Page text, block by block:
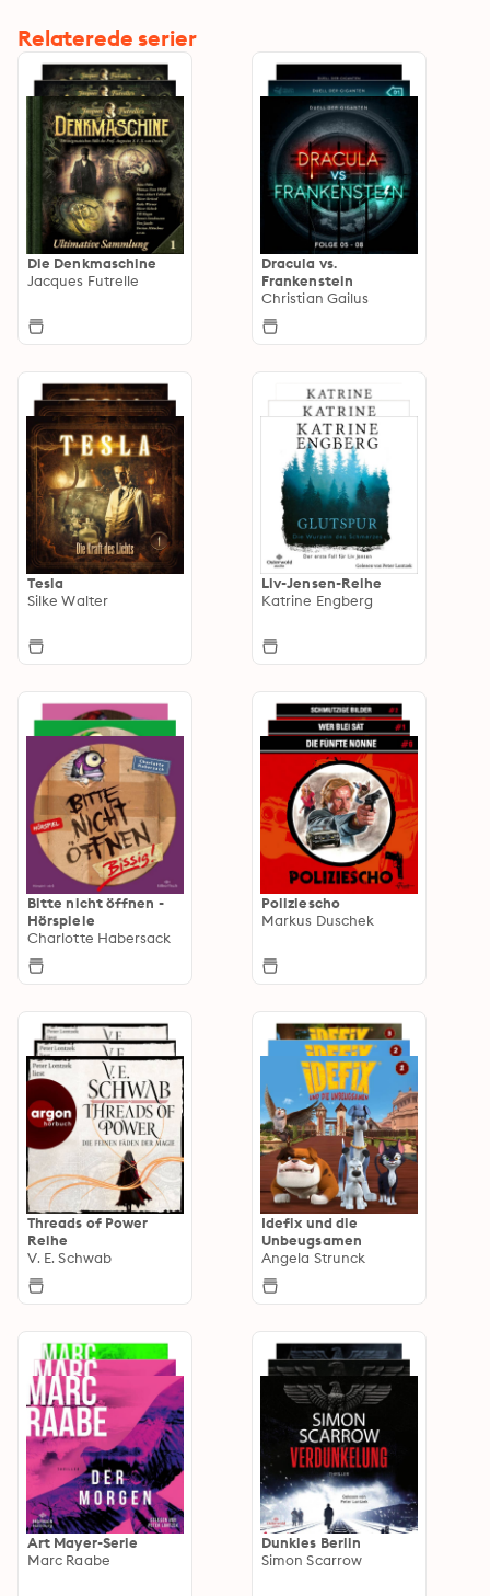
Relaterede serier
Die Denkmaschine
Jacques Futrelle
Dracula vs.
Frankenstein
Christian Gailus
Tesla
Silke Walter
Liv-Jensen-Reihe
Katrine Engberg
Bitte nicht öffnen -
Hörspiele
Charlotte Habersack
Poliziescho
Markus Duschek
Threads of Power
Reihe
V. E. Schwab
Idefix und die
Unbeugsamen
Angela Strunck
Art Mayer-Serie
Marc Raabe
Dunkles Berlin
Simon Scarrow